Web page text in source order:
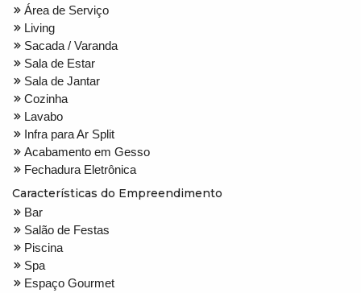
Área de Serviço
Living
Sacada / Varanda
Sala de Estar
Sala de Jantar
Cozinha
Lavabo
Infra para Ar Split
Acabamento em Gesso
Fechadura Eletrônica
Características do Empreendimento
Bar
Salão de Festas
Piscina
Spa
Espaço Gourmet